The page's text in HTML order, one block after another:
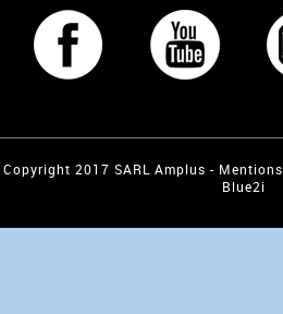
Copyright 2017 SARL Amplus - Mentions
Blue2i